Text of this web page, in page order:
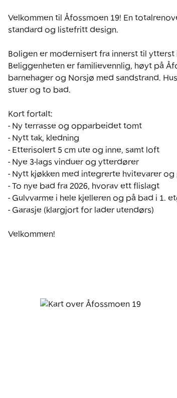
Velkommen til Åfossmoen 19! En
standard og listefritt design.
Boligen er modernisert fra innerst til
Beliggenheten er familievennlig, høyt på
barnehager og Norsjø med sandstrand.
stuer og to bad.
Kort fortalt:
- Ny terrasse og opparbeidet tomt
- Nytt tak, kledning
- Etterisolert 5 cm ute og inne, samt loft
- Nye 3-lags vinduer og ytterdører
- Nytt kjøkken med integrerte hvitevarer
- To nye bad fra 2026, hvorav ett flislagt
- Gulvvarme i hele kjelleren og på bad i 1.
- Garasje (klargjort for lader utendørs)
Velkommen!